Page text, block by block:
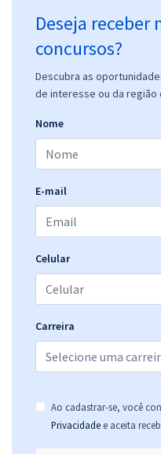
Deseja receber
concursos?
Descubra as
de interesse ou da região
Nome
E-mail
Celular
Carreira
Ao cadastrar-se, você
Privacidade e aceita